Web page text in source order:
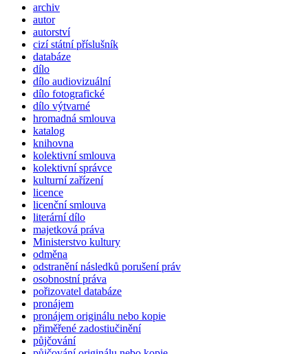
archiv
autor
autorství
cizí státní příslušník
databáze
dílo
dílo audiovizuální
dílo fotografické
dílo výtvarné
hromadná smlouva
katalog
knihovna
kolektivní smlouva
kolektivní správce
kulturní zařízení
licence
licenční smlouva
literární dílo
majetková práva
Ministerstvo kultury
odměna
odstranění následků porušení práv
osobnostní práva
pořizovatel databáze
pronájem
pronájem originálu nebo kopie
přiměřené zadostiučinění
půjčování